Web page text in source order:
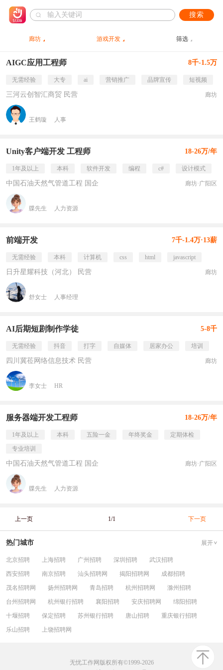
搜索
廊坊 游戏开发 筛选
AIGC应用工程师 8千-1.5万
无需经验 大专 ai 营销推广 品牌宣传 短视频
三河云创智汇商贸 民营 廊坊
王鹤璇 人事
Unity客户端开发 工程师 18-26万/年
1年及以上 本科 软件开发 编程 c# 设计模式
中国石油天然气管道工程 国企 廊坊·广阳区
牒先生 人力资源
前端开发 7千-1.4万·13薪
无需经验 本科 计算机 css html javascript
日升星耀科技（河北） 民营 廊坊
舒女士 人事经理
AI后期短剧制作学徒 5-8千
无需经验 抖音 打字 自媒体 居家办公 培训
四川冀莅网络信息技术 民营 廊坊
李女士 HR
服务器端开发工程师 18-26万/年
1年及以上 本科 五险一金 年终奖金
定期体检
专业培训
中国石油天然气管道工程 国企 廊坊·广阳区
牒先生 人力资源
上一页 1/1 下一页
热门城市 展开
北京招聘 上海招聘 广州招聘 深圳招聘
武汉招聘
西安招聘
南京招聘 汕头招聘网 揭阳招聘网
成都招聘
茂名招聘网
扬州招聘网 青岛招聘 杭州招聘网
滁州招聘
台州招聘网
杭州银行招聘 襄阳招聘 安庆招聘网
绵阳招聘
十堰招聘
保定招聘 苏州银行招聘 唐山招聘
重庆银行招聘
乐山招聘
上饶招聘网
无忧工作网版权所有©1999-2026